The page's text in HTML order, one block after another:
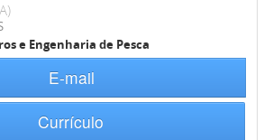
e Engenharia de Pesca
E-mail
Currículo